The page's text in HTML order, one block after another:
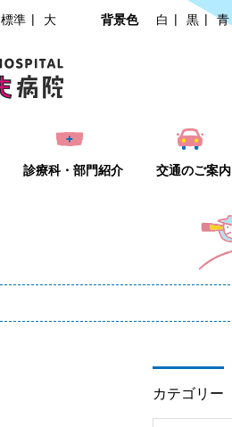
標準 大 背景色 白 黒 青
診療科・部門紹介 交通のご案内
カテゴリー